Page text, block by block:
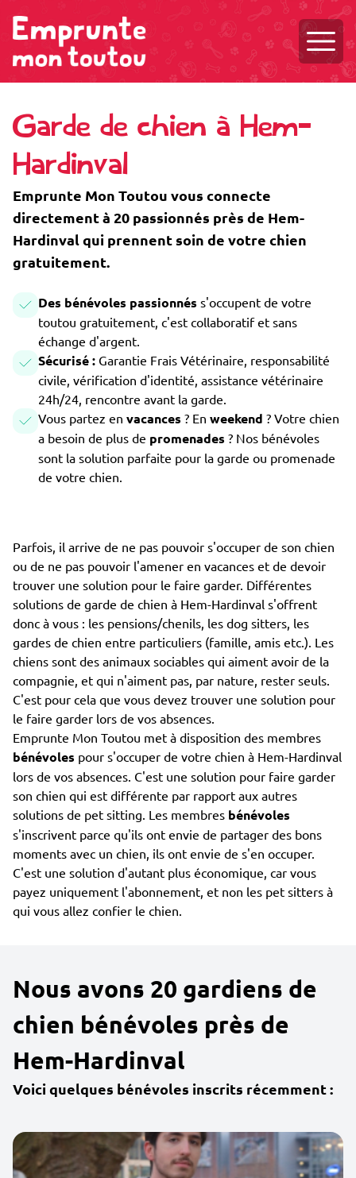
Garde de chien à Hem-
Hardinval
Emprunte Mon Toutou vous connecte
directement à 20 passionnés près de Hem-
Hardinval qui prennent soin de votre chien
gratuitement.
Des bénévoles passionnés s'occupent de votre
toutou gratuitement, c'est collaboratif et sans
échange d'argent.
Sécurisé : Garantie Frais Vétérinaire, responsabilité
civile, vérification d'identité, assistance vétérinaire
24h/24, rencontre avant la garde.
Vous partez en vacances ? En weekend ? Votre chien
a besoin de plus de promenades ? Nos bénévoles
sont la solution parfaite pour la garde ou promenade
de votre chien.
Parfois, il arrive de ne pas pouvoir s'occuper de son chien
ou de ne pas pouvoir l'amener en vacances et de devoir
trouver une solution pour le faire garder. Différentes
solutions de garde de chien à Hem-Hardinval s'offrent
donc à vous : les pensions/chenils, les dog sitters, les
gardes de chien entre particuliers (famille, amis etc.). Les
chiens sont des animaux sociables qui aiment avoir de la
compagnie, et qui n'aiment pas, par nature, rester seuls.
C'est pour cela que vous devez trouver une solution pour
le faire garder lors de vos absences.
Emprunte Mon Toutou met à disposition des membres
bénévoles pour s'occuper de votre chien à Hem-Hardinval
lors de vos absences. C'est une solution pour faire garder
son chien qui est différente par rapport aux autres
solutions de pet sitting. Les membres bénévoles
s'inscrivent parce qu'ils ont envie de partager des bons
moments avec un chien, ils ont envie de s'en occuper.
C'est une solution d'autant plus économique, car vous
payez uniquement l'abonnement, et non les pet sitters à
qui vous allez confier le chien.
Nous avons 20 gardiens de
chien bénévoles près de
Hem-Hardinval
Voici quelques bénévoles inscrits récemment :